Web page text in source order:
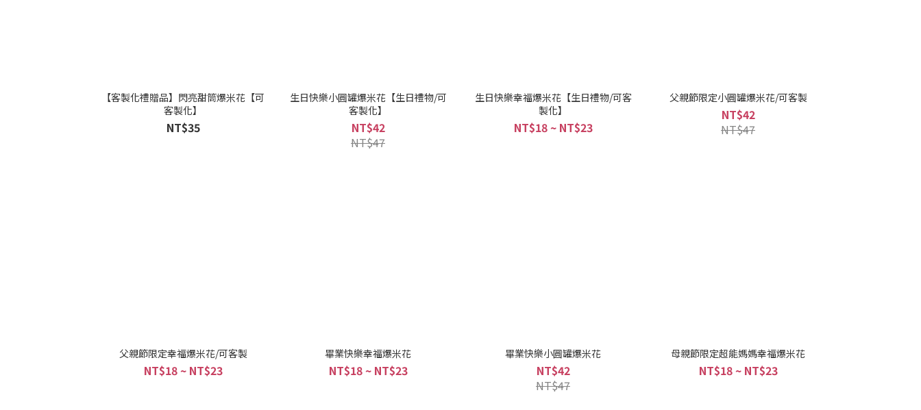
【客製化禮贈品】閃亮甜筒爆米花【可
客製化】
NT$35
生日快樂小圓罐爆米花【生日禮物/可
客製化】
NT$42
NT$47
生日快樂幸福爆米花【生日禮物/可客
製化】
NT$18 ~ NT$23
父親節限定小圓罐爆米花/可客製
NT$42
NT$47
父親節限定幸福爆米花/可客製
NT$18 ~ NT$23
畢業快樂幸福爆米花
NT$18 ~ NT$23
畢業快樂小圓罐爆米花
NT$42
NT$47
母親節限定超能媽媽幸福爆米花
NT$18 ~ NT$23